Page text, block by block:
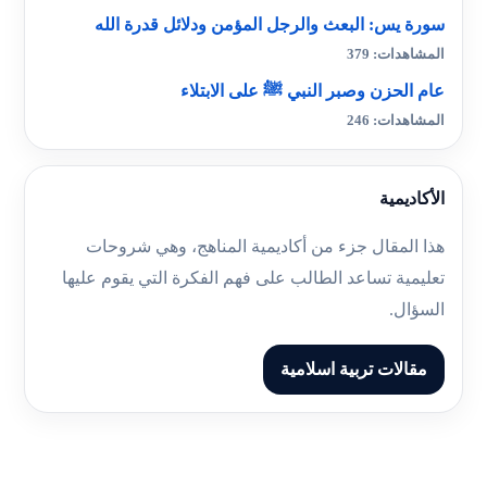
سورة يس: البعث والرجل المؤمن ودلائل قدرة الله
المشاهدات: 379
عام الحزن وصبر النبي ﷺ على الابتلاء
المشاهدات: 246
الأكاديمية
هذا المقال جزء من أكاديمية المناهج، وهي شروحات
تعليمية تساعد الطالب على فهم الفكرة التي يقوم عليها
السؤال.
مقالات تربية اسلامية